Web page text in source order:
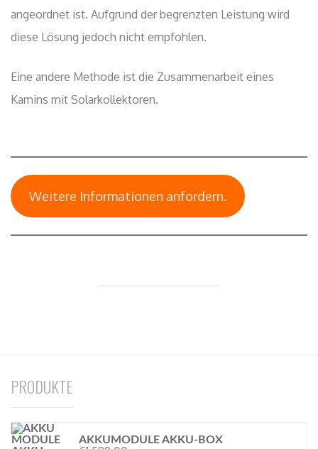
angeordnet ist. Aufgrund der begrenzten Leistung wird
diese Lösung jedoch nicht empfohlen.
Eine andere Methode ist die Zusammenarbeit eines
Kamins mit Solarkollektoren.
Weitere Informationen anfordern.
PRODUKTE
AKKUMODULE AKKU-BOX